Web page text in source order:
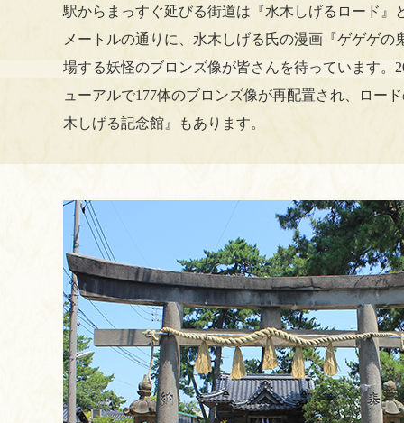
駅からまっすぐ延びる街道は『水木しげるロード』
メートルの通りに、水木しげる氏の漫画『ゲゲゲの
場する妖怪のブロンズ像が皆さんを待っています。
ューアルで177体のブロンズ像が再配置され、ロー
木しげる記念館』もあります。